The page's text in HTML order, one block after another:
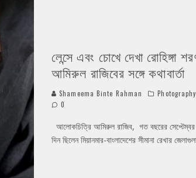
লেন্সে এবং চোখে দেখা রোহিঙ্গা
আমিরুল রাজিবের সঙ্গে কথাবার্তা
Shameema Binte Rahman Photography
0
আলোকচিত্রি আমিরুল রাজিব, গত বছরের সেপ্টেম্বর
দিন ছিলেন মিয়ানমার-বাংলাদেশের সীমানা রেখার